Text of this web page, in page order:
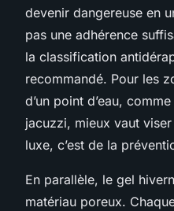
devenir dangereuse en
pas une adhérence
la classification
recommandé. Pour les
d’un point d’eau,
jacuzzi, mieux vaut viser
luxe, c’est de la
En parallèle, le gel
matériau poreux.